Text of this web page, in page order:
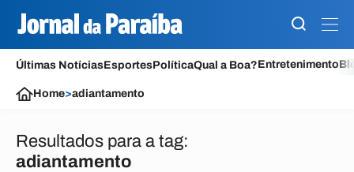
Últimas NotíciasEsportesPolíticaQual a Boa?Entretenimento
Home>adiantamento
Resultados para a tag:
adiantamento